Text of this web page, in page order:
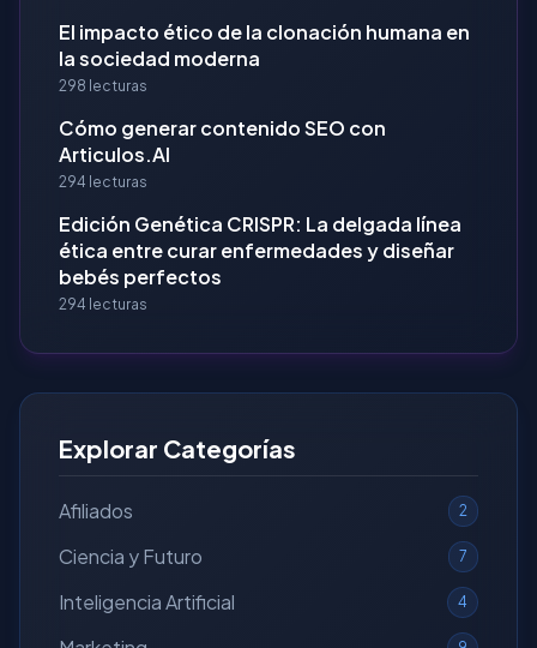
El impacto ético de la clonación humana en
la sociedad moderna
298 lecturas
Cómo generar contenido SEO con
Articulos.AI
294 lecturas
Edición Genética CRISPR: La delgada línea
ética entre curar enfermedades y diseñar
bebés perfectos
294 lecturas
Explorar Categorías
Afiliados 2
Ciencia y Futuro 7
Inteligencia Artificial 4